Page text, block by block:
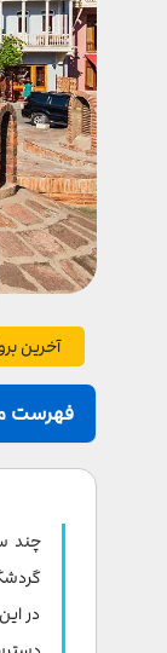
آخرین
فهرست
چند
در